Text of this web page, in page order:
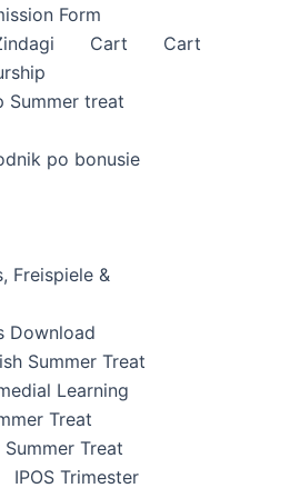
Form
Cart
Cart
Summer treat
po bonusie
Freispiele &
Download
Summer Treat
Learning
Treat
Treat
IPOS Trimester